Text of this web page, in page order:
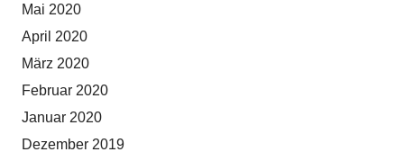
Mai 2020
April 2020
März 2020
Februar 2020
Januar 2020
Dezember 2019